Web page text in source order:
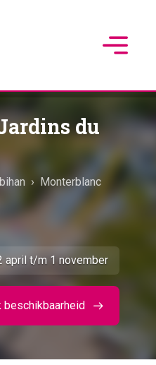
du
› Monterblanc
april t/m 1 november
beschikbaarheid